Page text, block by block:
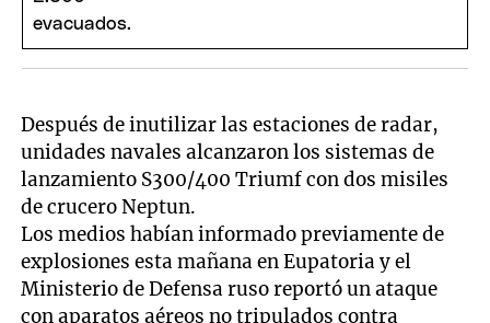
Después de inutilizar las estaciones de radar,
unidades navales alcanzaron los sistemas de
lanzamiento S300/400 Triumf con dos misiles
de crucero Neptun.
Los medios habían informado previamente de
explosiones esta mañana en Eupatoria y el
Ministerio de Defensa ruso reportó un ataque
con aparatos aéreos no tripulados contra